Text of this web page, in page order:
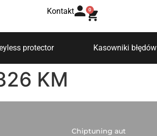
Kontakt 0
protector Kasowniki błędów
KM
Chiptuning aut